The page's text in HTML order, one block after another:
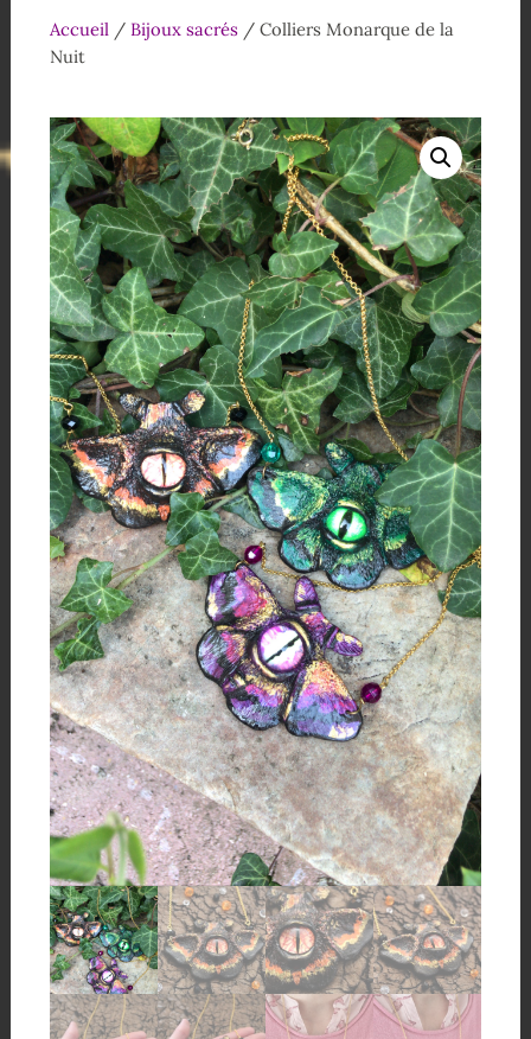
Accueil/ Bijoux sacrés/ Colliers Monarque de la
Nuit